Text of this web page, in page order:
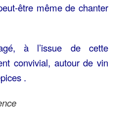
être même de chanter
à l’issue de cette
convivial, autour de vin
.